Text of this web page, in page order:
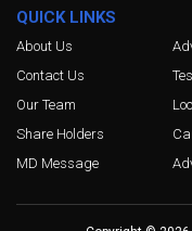
QUICK LINKS
About Us
Contact Us
Our Team
Share Holders
MD Message